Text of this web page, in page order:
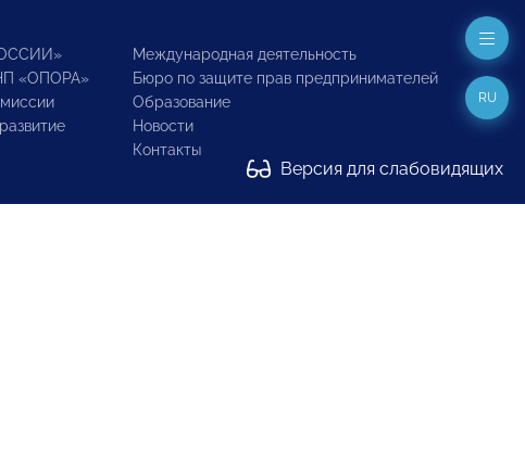
«ОПОРА»
Международная деятельность
Бюро по защите прав предпринимателей
Образование
Новости
Контакты
Версия для слабовидящих
RU